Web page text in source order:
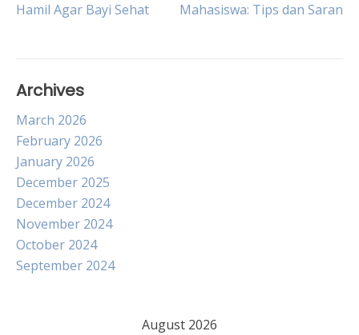
navigation
Hamil Agar Bayi Sehat
Mahasiswa: Tips dan Saran
Archives
March 2026
February 2026
January 2026
December 2025
December 2024
November 2024
October 2024
September 2024
August 2026